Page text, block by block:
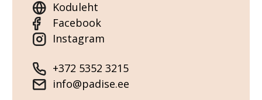
Koduleht
Facebook
Instagram
+372 5352 3215
info@padise.ee